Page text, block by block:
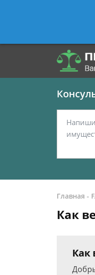
Главная -
Как
Как